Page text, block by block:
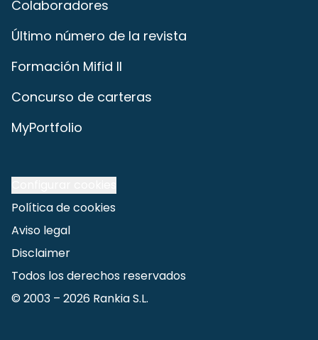
Colaboradores
Último número de la revista
Formación Mifid II
Concurso de carteras
MyPortfolio
Política de cookies
Aviso legal
Disclaimer
Todos los derechos reservados
© 2003 – 2026 Rankia S.L.